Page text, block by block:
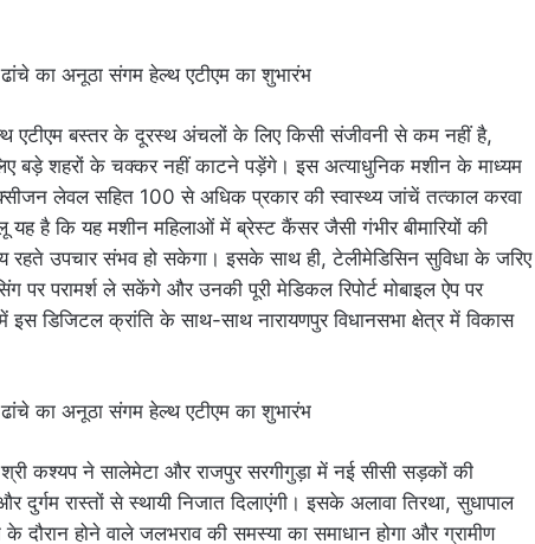
एटीएम बस्तर के दूरस्थ अंचलों के लिए किसी संजीवनी से कम नहीं है,
बड़े शहरों के चक्कर नहीं काटने पड़ेंगे। इस अत्याधुनिक मशीन के माध्यम
लेवल सहित 100 से अधिक प्रकार की स्वास्थ्य जांचें तत्काल करवा
है कि यह मशीन महिलाओं में ब्रेस्ट कैंसर जैसी गंभीर बीमारियों की
उपचार संभव हो सकेगा। इसके साथ ही, टेलीमेडिसिन सुविधा के जरिए
पर परामर्श ले सकेंगे और उनकी पूरी मेडिकल रिपोर्ट मोबाइल ऐप पर
इस डिजिटल क्रांति के साथ-साथ नारायणपुर विधानसभा क्षेत्र में विकास
कश्यप ने सालेमेटा और राजपुर सरगीगुड़ा में नई सीसी सड़कों की
दुर्गम रास्तों से स्थायी निजात दिलाएंगी। इसके अलावा तिरथा, सुधापाल
होने वाले जलभराव की समस्या का समाधान होगा और ग्रामीण